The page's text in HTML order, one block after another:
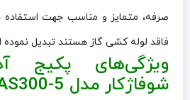
صرفه، متمایز و مناسب جهت
فاقد لوله کشی گاز هستند تبدیل
ویژگی‌های پکيج
شوفاژکار مدل AS300-5 :